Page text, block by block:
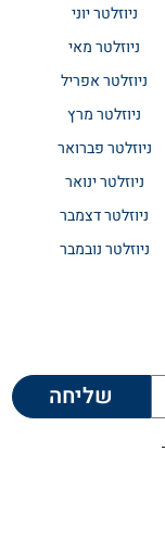
ניוזלטר יוני
ניוזלטר מאי
ניוזלטר אפריל
ניוזלטר מרץ
ניוזלטר פברואר
ניוזלטר ינואר
ניוזלטר דצמבר
ניוזלטר נובמבר
שליחה